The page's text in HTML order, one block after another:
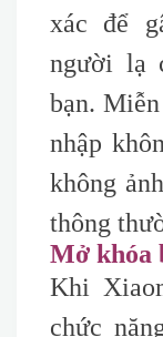
xác để
người lạ
bạn.
nhập
không
thông
Mở khóa
Khi
chức